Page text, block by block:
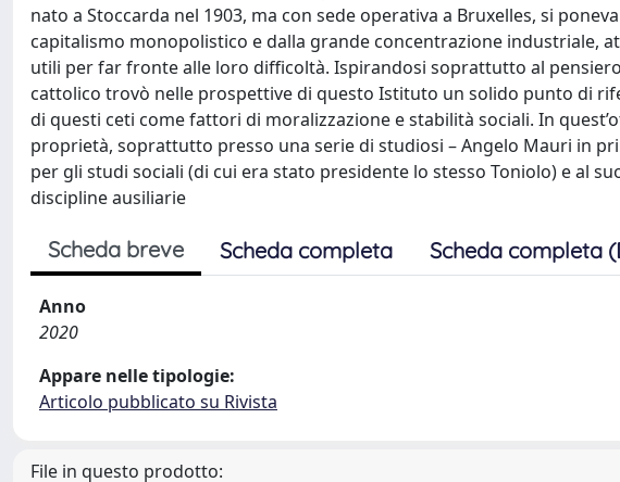
nato a Stoccarda nel 1903, ma con sede operativa a Bruxelles, si
capitalismo monopolistico e dalla grande concentrazione industriale,
utili per far fronte alle loro difficoltà. Ispirandosi soprattutto al
cattolico trovò nelle prospettive di questo Istituto un solido punto di
di questi ceti come fattori di moralizzazione e stabilità sociali. In
proprietà, soprattutto presso una serie di studiosi – Angelo Mauri in
per gli studi sociali (di cui era stato presidente lo stesso Toniolo) e al
discipline ausiliarie
Scheda breve Scheda completa Scheda completa
Anno
2020
Appare nelle tipologie:
Articolo pubblicato su Rivista
File in questo prodotto: